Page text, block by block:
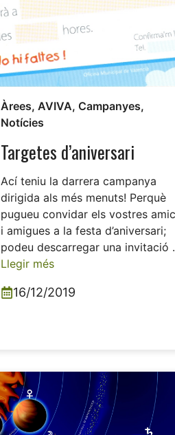
Àrees,AVIVA, Campanyes,
Notícies
Targetes d’aniversari
Ací teniu la darrera campanya
dirigida als més menuts! Perquè
pugueu convidar els vostres
i amigues a la festa d’aniversari;
podeu descarregar una invitació
Llegir més
16/12/2019